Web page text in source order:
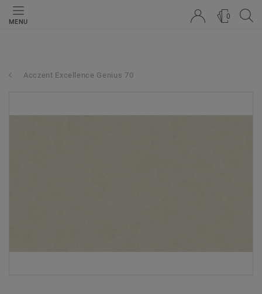
MENU
0
Acczent Excellence Genius 70